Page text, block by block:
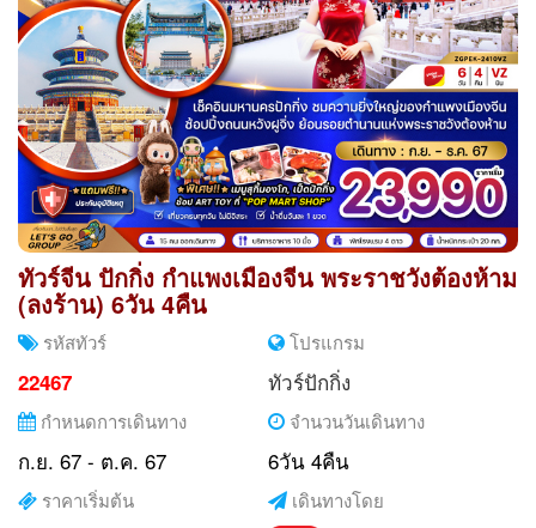
ทัวร์จีน ปักกิ่ง กำแพงเมืองจีน พระราชวังต้องห้าม
(ลงร้าน) 6วัน 4คืน
รหัสทัวร์
22467
โปรแกรม
ทัวร์ปักกิ่ง
กำหนดการเดินทาง
ก.ย. 67 - ต.ค. 67
จำนวนวันเดินทาง
6วัน 4คืน
ราคาเริ่มต้น เดินทางโดย